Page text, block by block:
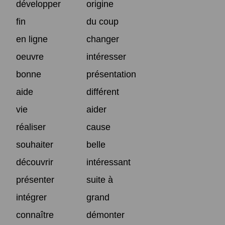
développer
origine
fin
du coup
en ligne
changer
oeuvre
intéresser
bonne
présentation
aide
différent
vie
aider
réaliser
cause
souhaiter
belle
découvrir
intéressant
présenter
suite à
intégrer
grand
connaître
démonter